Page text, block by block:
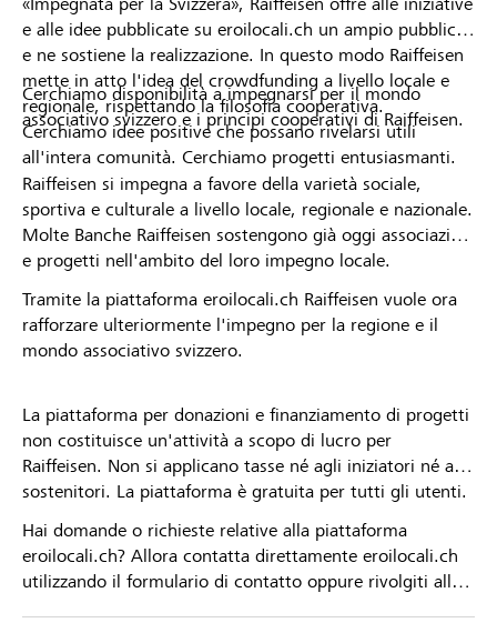
e alle idee pubblicate su eroilocali.ch un ampio pubblico
e ne sostiene la realizzazione. In questo modo Raiffeisen
mette in atto l'idea del crowdfunding a livello locale e
regionale, rispettando la filosofia cooperativa.
Cerchiamo idee positive che possano rivelarsi utili
all'intera comunità. Cerchiamo progetti entusiasmanti.
Cerchiamo disponibilità a impegnarsi per il mondo
associativo svizzero e i principi cooperativi di Raiffeisen.
Raiffeisen si impegna a favore della varietà sociale,
sportiva e culturale a livello locale, regionale e nazionale.
Molte Banche Raiffeisen sostengono già oggi associazioni
e progetti nell'ambito del loro impegno locale.
Tramite la piattaforma eroilocali.ch Raiffeisen vuole ora
rafforzare ulteriormente l'impegno per la regione e il
mondo associativo svizzero.
La piattaforma per donazioni e finanziamento di progetti
non costituisce un'attività a scopo di lucro per
Raiffeisen. Non si applicano tasse né agli iniziatori né ai
sostenitori. La piattaforma è gratuita per tutti gli utenti.
Hai domande o richieste relative alla piattaforma
eroilocali.ch? Allora contatta direttamente eroilocali.ch
utilizzando il formulario di contatto oppure rivolgiti alla